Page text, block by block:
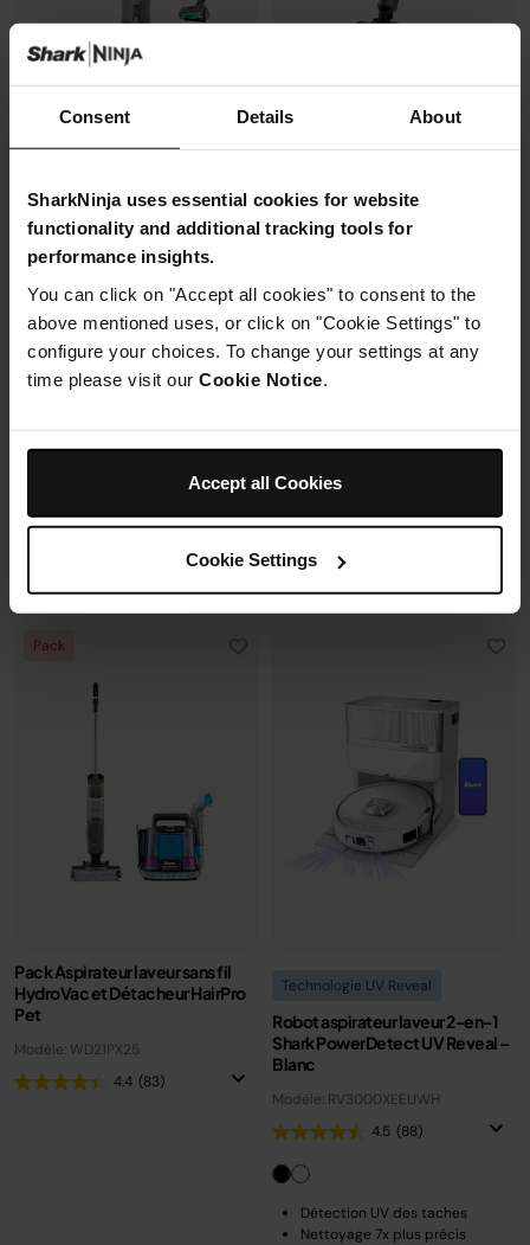
Consent Details About
SharkNinja uses essential cookies for website
functionality and additional tracking tools for
performance insights.
You can click on "Accept all cookies" to consent to the
above mentioned uses, or click on "Cookie Settings" to
configure your choices. To change your settings at any
time please visit our Cookie Notice
Accept all Cookies
Cookie Settings
Aspirateur balai sans fil Shark
Modèle: IA3246FRTIV
4.6 (185)
Aspiration puissante des
débris
Vidage automatique &
399,99 €
Ajouter au panier
Modèle: WD210SOL
239,99 € Prix réduit de
309,99 €au
188,99 €
Voir les détails
Pack
Pack Aspirateur laveur sans fil
HydroVac et Détacheur HairPro
Pet
Modèle: WD21PX25
4.4 (83)
Technologie UV Reveal
Robot aspirateur laveur 2-en-1
Shark PowerDetect UV Reveal –
Blanc
Modèle: RV3000XEEUWH
4.5 (88)
Détection UV des taches
Nettoyage 7x plus précis